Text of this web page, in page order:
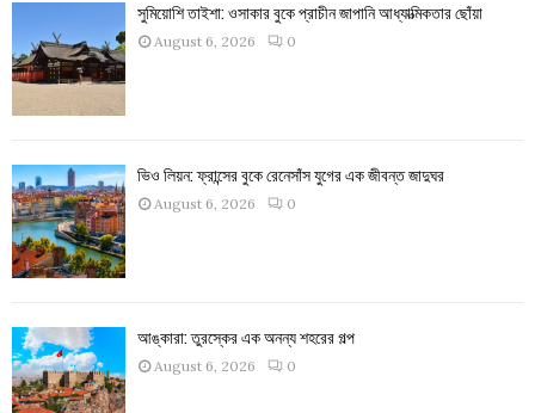
সুমিয়োশি তাইশা: ওসাকার বুকে প্রাচীন জাপানি আধ্যাত্মিকতার ছোঁয়া
August 6, 2026 0
ভিও লিয়ন: ফ্রান্সের বুকে রেনেসাঁস যুগের এক জীবন্ত জাদুঘর
August 6, 2026 0
আঙ্কারা: তুরস্কের এক অনন্য শহরের গল্প
August 6, 2026 0